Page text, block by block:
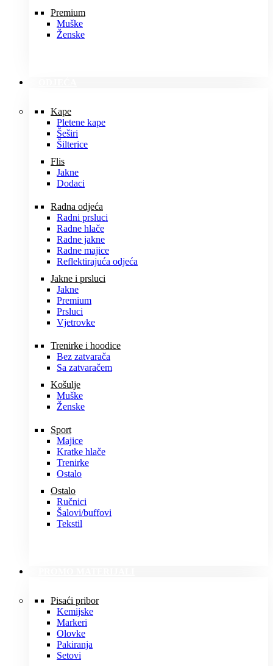
Premium
Muške
Ženske
Kape
Pletene kape
Šeširi
Šilterice
Flis
Jakne
Dodaci
Radna odjeća
Radni prsluci
Radne hlače
Radne jakne
Radne majice
Reflektirajuća odjeća
Jakne i prsluci
Jakne
Premium
Prsluci
Vjetrovke
Trenirke i hoodice
Bez zatvarača
Sa zatvaračem
Košulje
Muške
Ženske
Sport
Majice
Kratke hlače
Trenirke
Ostalo
Ostalo
Ručnici
Šalovi/buffovi
Tekstil
Pisaći pribor
Kemijske
Markeri
Olovke
Pakiranja
Setovi